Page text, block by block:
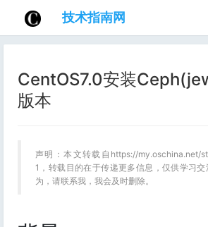
技术指南网
CentOS7.0安装
版本
声明：本文转载自https://my.oschina.net/
1，转载目的在于传递更多信息，仅供学习
为，请联系我，我会及时删除。